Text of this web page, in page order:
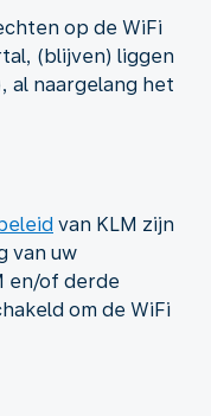
op de WiFi
(blijven) liggen
al naargelang het
van KLM zijn
van uw
en/of derde
om de WiFi